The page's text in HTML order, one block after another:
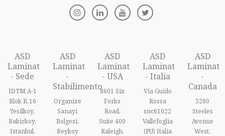
ASD
Laminat
- Sede
IDTM A-1
Blok K.16
Yesilkoy,
Bakirkoy,
Istanbul,
ASD
Laminat
-
Stabilimento
Organize
Sanayi
Bolgesi,
Beykoy
ASD
Laminat
- USA
8601 Six
Forks
Road,
Suite 400
Raleigh,
ASD
Laminat
- Italia
Via Guido
Rossa
snc61022
Vallefoglia
(PU) Italia
ASD
Laminat
-
Canada
3280
Steeles
Avenue
West,